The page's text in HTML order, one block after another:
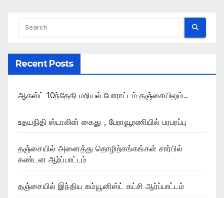
Recent Posts
ஆகஸ்ட் 10ந்தேதி மறியல் போராட்டம் தஞ்சையிலும்..
உதயநிதி ஸ்டாலின் கைது , பேராவூரணியில் பரபரப்பு
தஞ்சையில் அனைத்து தொழிற்சங்கங்கள் சார்பில்
கண்டன ஆர்ப்பாட்டம்
தஞ்சையில் இந்திய கம்யூனிஸ்ட் கட்சி ஆர்ப்பாட்டம்